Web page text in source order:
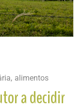
alimentos
a decidir